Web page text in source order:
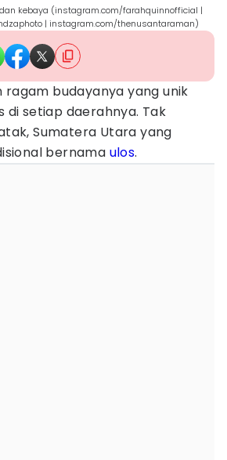
kebaya (instagram.com/farahquinnofficial |
| instagram.com/thenusantaraman)
ragam budayanya yang unik
di setiap daerahnya. Tak
Sumatera Utara yang
bernama ulos.